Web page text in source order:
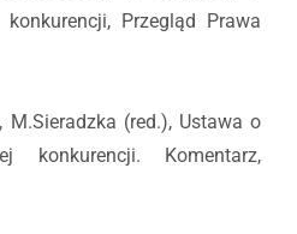
Przegląd Prawa
M.Sieradzka (red.), Ustawa o
konkurencji. Komentarz,